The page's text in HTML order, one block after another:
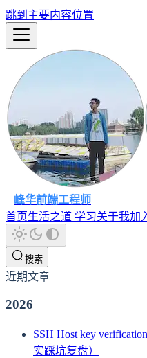
跳到主要内容位置
峰华前端工程师
首页生活之道 学习关于我加
搜索
近期文章
2026
SSH Host key
实踩坑复盘）